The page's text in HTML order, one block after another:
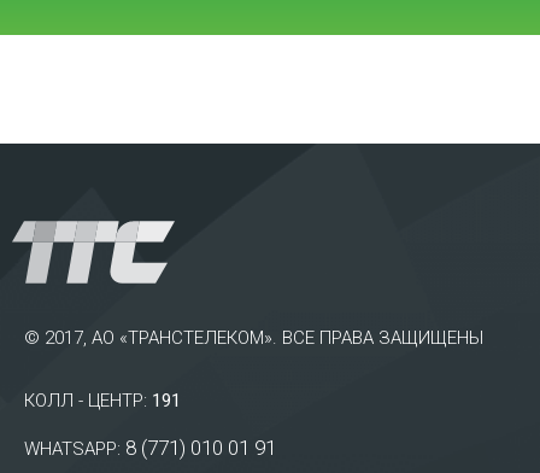
© 2017, АО «ТРАНСТЕЛЕКОМ». ВСЕ ПРАВА ЗАЩИЩЕНЫ
КОЛЛ - ЦЕНТР: 191
WHATSAPP: 8 (771) 010 01 91